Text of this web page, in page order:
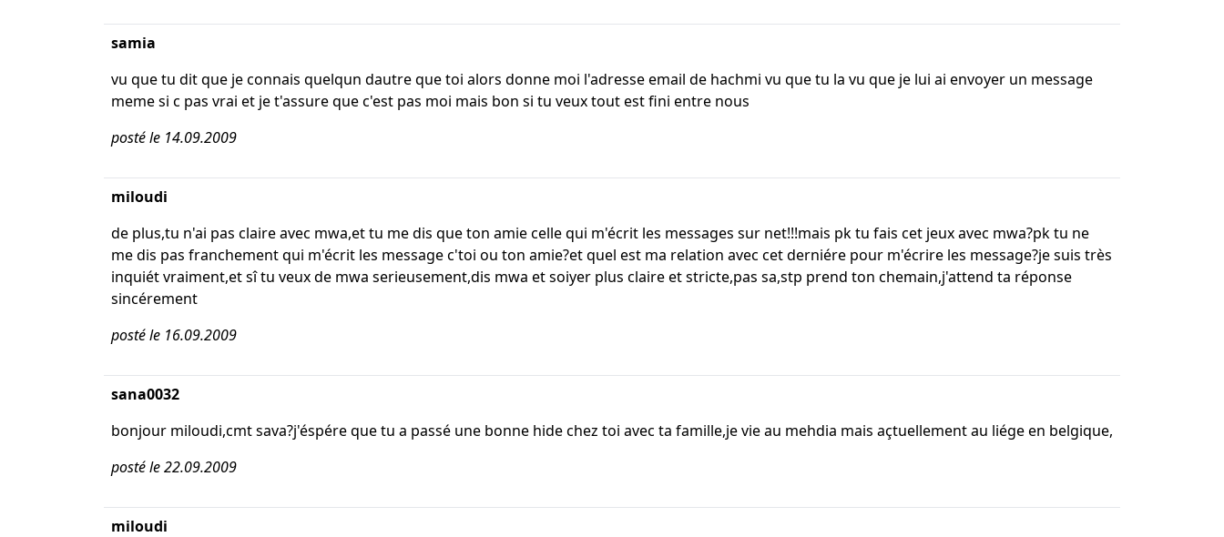
samia
vu que tu dit que je connais quelqun dautre que toi alors donne moi l'adresse email de hachmi vu que tu la vu que je lui ai envoyer un message
meme si c pas vrai et je t'assure que c'est pas moi mais bon si tu veux tout est fini entre nous
posté le 14.09.2009
miloudi
de plus,tu n'ai pas claire avec mwa,et tu me dis que ton amie celle qui m'écrit les messages sur net!!!mais pk tu fais cet jeux avec mwa?pk tu ne
me dis pas franchement qui m'écrit les message c'toi ou ton amie?et quel est ma relation avec cet derniére pour m'écrire les message?je suis très
inquiét vraiment,et sî tu veux de mwa serieusement,dis mwa et soiyer plus claire et stricte,pas sa,stp prend ton chemain,j'attend ta réponse
sincérement
posté le 16.09.2009
sana0032
bonjour miloudi,cmt sava?j'éspére que tu a passé une bonne hide chez toi avec ta famille,je vie au mehdia mais açtuellement au liége en belgique,
posté le 22.09.2009
miloudi